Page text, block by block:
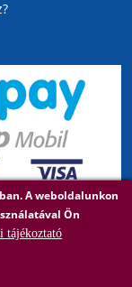
A weboldalunkon
Ön
tájékoztató